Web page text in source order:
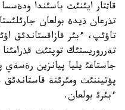
قاثتار ايئنئث باسئندا
تاؤئپ، ءبئر قازاقستاندئق
جاستاعئ يليا پيانزين رةسةي
پؤتيننئث ومئرئنة
ءبئرئ بولعان.